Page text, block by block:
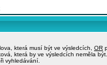
která musí být ve výsledcích, OR
která by ve výsledcích neměla
vyhledávání.